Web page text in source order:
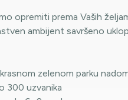
opremiti prema Vaših
ambijent savršeno
zelenom parku
300 uzvanika